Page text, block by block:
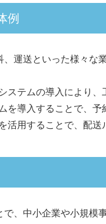
例
、運送といった様々
ステムの導入により、
を導入することで、
活用することで、配
で、中小企業や小規模